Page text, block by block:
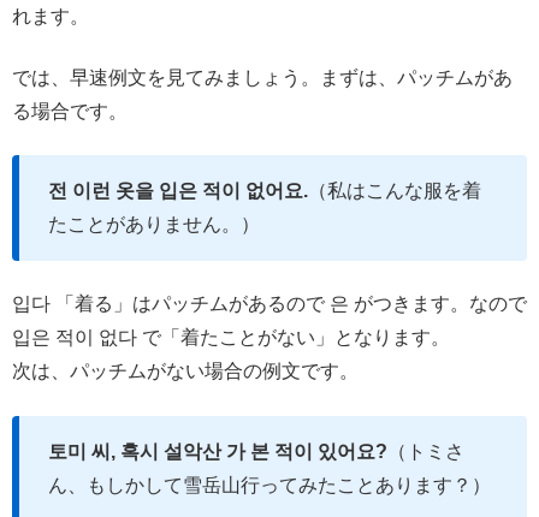
れます。
では、早速例文を見てみましょう。まずは、パッチムがあ
る場合です。
전 이런 옷을 입은 적이 없어요. （私はこんな服を着
たことがありません。）
입다 「着る」はパッチムがあるので 은 がつきます。なので
입은 적이 없다 で「着たことがない」となります。
次は、パッチムがない場合の例文です。
토미 씨, 혹시 설악산 가 본 적이 있어요? （トミさ
ん、もしかして雪岳山行ってみたことあります？）